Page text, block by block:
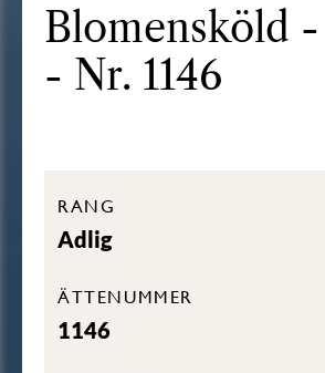
Blomensköld
- Nr. 1146
RANG
Adlig
ÄTTENUMMER
1146